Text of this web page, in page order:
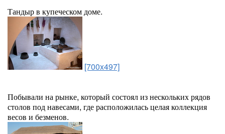
Тандыр в купеческом доме.
[700x497]
Побывали на рынке, который состоял из нескольких рядов
столов под навесами, где расположилась целая коллекция
весов и безменов.